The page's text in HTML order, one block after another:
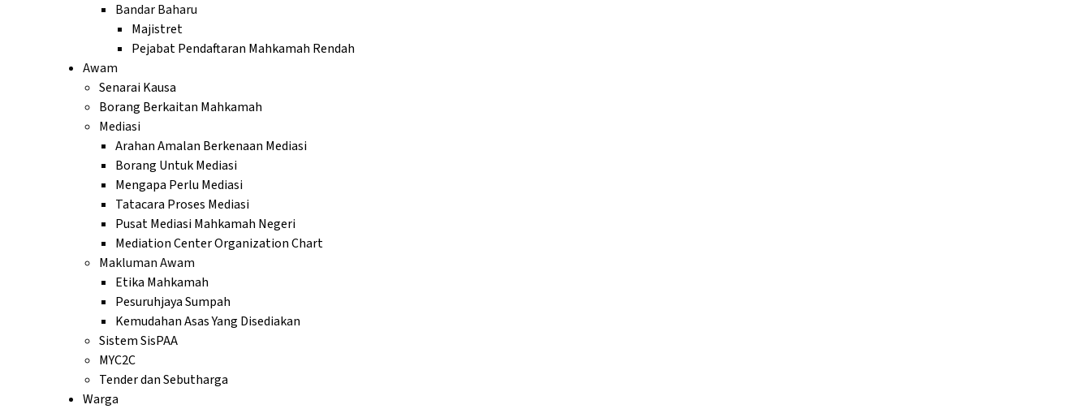
Bandar Baharu
Majistret
Pejabat Pendaftaran Mahkamah Rendah
Awam
Senarai Kausa
Borang Berkaitan Mahkamah
Mediasi
Arahan Amalan Berkenaan Mediasi
Borang Untuk Mediasi
Mengapa Perlu Mediasi
Tatacara Proses Mediasi
Pusat Mediasi Mahkamah Negeri
Mediation Center Organization Chart
Makluman Awam
Etika Mahkamah
Pesuruhjaya Sumpah
Kemudahan Asas Yang Disediakan
Sistem SisPAA
MYC2C
Tender dan Sebutharga
Warga